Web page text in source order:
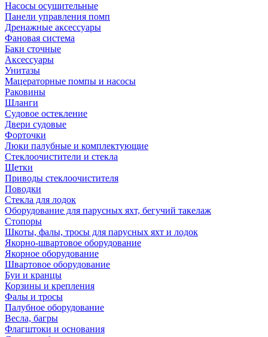
Насосы осушительные
Панели управления помп
Дренажные аксессуары
Фановая система
Баки сточные
Аксессуары
Унитазы
Мацераторные помпы и насосы
Раковины
Шланги
Судовое остекление
Двери судовые
Форточки
Люки палубные и комплектующие
Стеклоочистители и стекла
Щетки
Приводы стеклоочистителя
Поводки
Стекла для лодок
Оборудование для парусных яхт, бегучий такелаж
Стопоры
Шкоты, фалы, тросы для парусных яхт и лодок
Якорно-швартовое оборудование
Якорное оборудование
Швартовое оборудование
Буи и кранцы
Корзины и крепления
Фалы и тросы
Палубное оборудование
Весла, багры
Флагштоки и основания